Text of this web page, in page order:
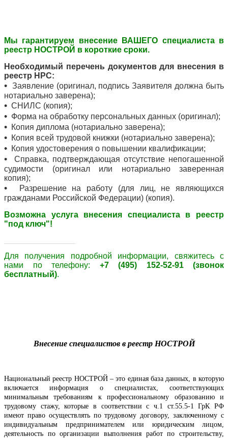
Мы гарантируем внесение ВАШЕГО специалиста в
реестр НОСТРОЙ в короткие сроки.
Необходимый перечень документов для внесения в
реестр НРС:
• Заявление (оригинал, подпись Заявителя должна быть
нотариально заверена);
• СНИЛС (копия);
• Форма на обработку персональных данных (оригинал);
• Копия диплома (нотариально заверена);
• Копия всей трудовой книжки (нотариально заверена);
• Копия удостоверения о повышении квалификации;
•
Справка, подтверждающая отсутствие непогашенной
судимости (оригинал или нотариально заверенная
копия);
•
Разрешение на работу (для лиц, не являющихся
гражданами Российской Федерации) (копия).
Возможна услуга внесения специалиста в реестр
"под ключ"!
Для получения подробной информации, свяжитесь с
нами по телефону: +7 (495) 152-52-91 (звонок
бесплатный).
Внесение специалистов в реестр НОСТРОЙ
Национальный реестр НОСТРОЙ – это единая база данных, в которую
включается информация о специалистах, соответствующих
минимальным требованиям к профессиональному образованию и
трудовому стажу, которые в соответствии с ч.1 ст.55.5-1 ГрК РФ
имеют право осуществлять по трудовому договору, заключенному с
индивидуальным предпринимателем или юридическим лицом,
деятельность по организации выполнения работ по строительству,